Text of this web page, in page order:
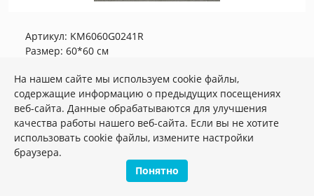
Артикул: KM6060G0241R
Размер: 60*60 см
KM6060G0241R Касабланка UP серый
матовый обрезной 60x60x0,9 керамогранит
Плиток в упаковке:5шт
3 172 руб./м 2
На нашем сайте мы используем cookie файлы,
содержащие информацию о предыдущих посещениях
веб-сайта. Данные обрабатываются для улучшения
качества работы нашего веб-сайта. Если вы не хотите
использовать cookie файлы, измените настройки
браузера.
Понятно